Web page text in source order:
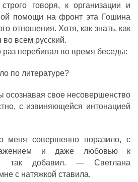
говоря, к организации и
помощи на фронт эта Гошина
отношения. Хотя, как знать, как
всем русский.
раз перебивал во время беседы:
по литературе?
осознавая свое несовершенство
с извиняющейся интонацией
совершенно поразило, с
и даже любовью к
так добавил. — Светлана
с натяжкой ставила.